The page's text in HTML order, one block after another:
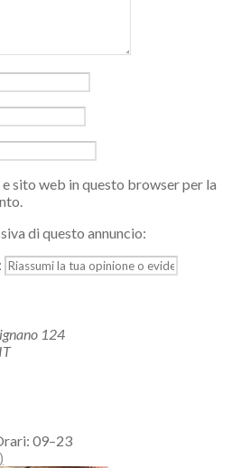
sito web in questo browser per la
di questo annuncio:
124
IT
09–23